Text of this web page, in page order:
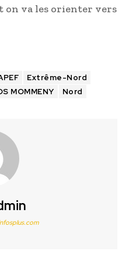
on va les orienter vers
Extrême-Nord
MOMMENY
Nord